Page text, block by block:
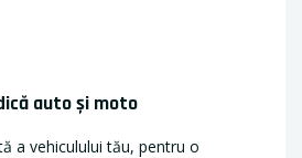
auto și moto
a vehiculului tău, pentru o